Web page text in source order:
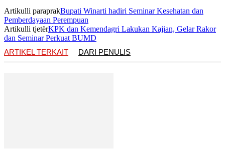
Artikulli paraprakBupati Winarti hadiri Seminar Kesehatan dan
Pemberdayaan Perempuan
Artikulli tjetërKPK dan Kemendagri Lakukan Kajian, Gelar Rakor
dan Seminar Perkuat BUMD
ARTIKEL TERKAIT
DARI PENULIS